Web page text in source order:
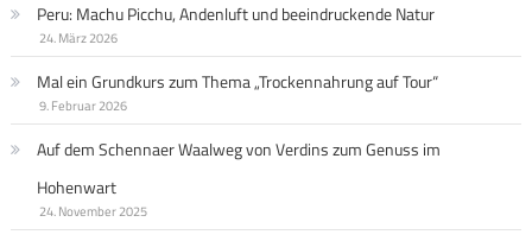
Peru: Machu Picchu, Andenluft und beeindruckende Natur
24. März 2026
Mal ein Grundkurs zum Thema „Trockennahrung auf Tour“
9. Februar 2026
Auf dem Schennaer Waalweg von Verdins zum Genuss im
Hohenwart
24. November 2025